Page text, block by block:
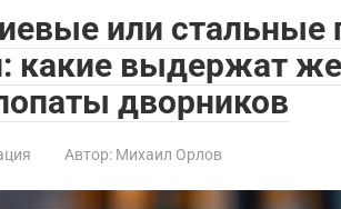
или стальные
какие выдержат
дворников
Автор: Михаил Орлов